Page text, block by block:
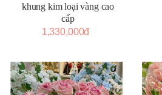
khung kim loại vàng cao
cấp
1,330,000đ